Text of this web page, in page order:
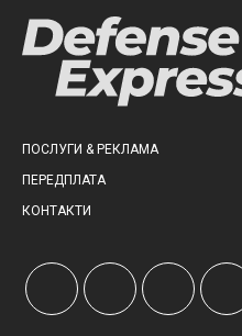
ПОСЛУГИ & РЕКЛАМА
ПЕРЕДПЛАТА
КОНТАКТИ